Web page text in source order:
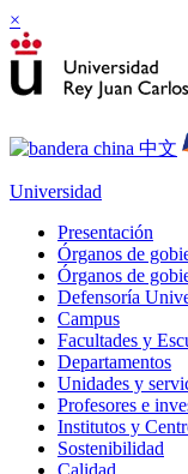
×
Universidad
Presentación
Órganos de
Órganos de
Defensoría
Campus
Facultades y
Departamentos
Unidades y
Profesores e
Institutos y
Sostenibilidad
Calidad